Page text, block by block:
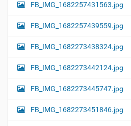
FB_IMG_1682257431563.jpg
FB_IMG_1682257439559.jpg
FB_IMG_1682273438324.jpg
FB_IMG_1682273442124.jpg
FB_IMG_1682273445747.jpg
FB_IMG_1682273451846.jpg